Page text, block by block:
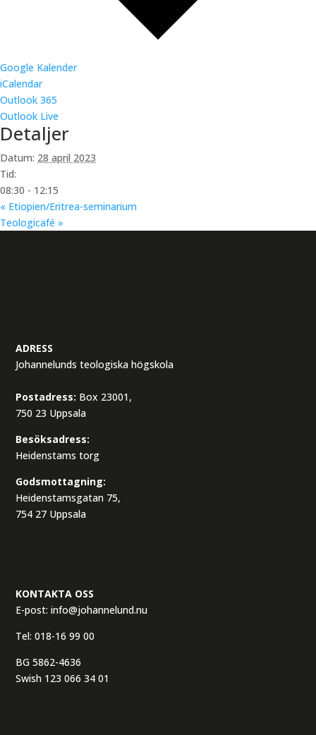
Google Kalender
iCalendar
Outlook 365
Outlook Live
Detaljer
Datum: 28 april 2023
Tid:
08:30 - 12:15
« Etiopien/Eritrea-seminarium
Teologicafé »
ADRESS
Johannelunds teologiska högskola
Postadress: Box 23001,
750 23 Uppsala
Besöksadress:
Heidenstams torg
Godsmottagning:
Heidenstamsgatan 75,
754 27 Uppsala
KONTAKTA OSS
E-post:info@johannelund.nu
Tel:018-16 99 00
BG 5862-4636
Swish 123 066 34 01